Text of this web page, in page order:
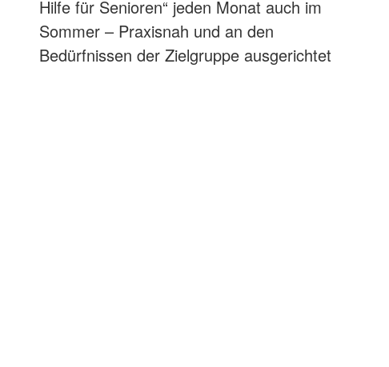
Hilfe für Senioren“ jeden Monat auch im
Sommer – Praxisnah und an den
Bedürfnissen der Zielgruppe ausgerichtet